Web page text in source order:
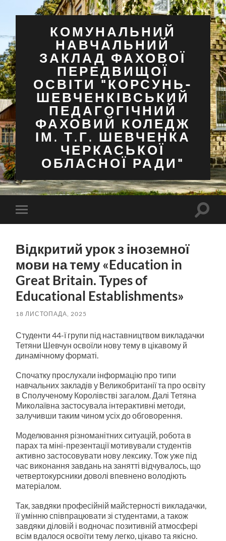
КОМУНАЛЬНИЙ
НАВЧАЛЬНИЙ
ЗАКЛАД ФАХОВОЇ
ПЕРЕДВИЩОЇ
ОСВІТИ "КОРСУНЬ-
ШЕВЧЕНКІВСЬКИЙ
ПЕДАГОГІЧНИЙ
ФАХОВИЙ КОЛЕДЖ
ІМ. Т.Г. ШЕВЧЕНКА
ЧЕРКАСЬКОЇ
ОБЛАСНОЇ РАДИ"
Перемкнути
мобільне
Відкритий урок з іноземної
мови на тему «Education in
Great Britain. Types of
Educational Establishments»
18 ЛИСТОПАДА, 2025
Студенти 44-ї групи під наставництвом викладачки
Тетяни Шевчун освоїли нову тему в цікавому й
динамічному форматі.
Спочатку прослухали інформацію про типи
навчальних закладів у Великобританії та про освіту
в Сполученому Королівстві загалом. Далі Тетяна
Миколаївна застосувала інтерактивні методи,
залучивши таким чином усіх до обговорення.
Моделювання різноманітних ситуацій, робота в
парах та міні-презентації мотивували студентів
активно застосовувати нову лексику. Тож уже під
час виконання завдань на занятті відчувалось, що
четвертокурсники доволі впевнено володіють
матеріалом.
Так, завдяки професійній майстерності викладачки,
її умінню співпрацювати зі студентами, а також
завдяки діловій і водночас позитивній атмосфері
всім вдалося освоїти тему легко, цікаво та якісно.